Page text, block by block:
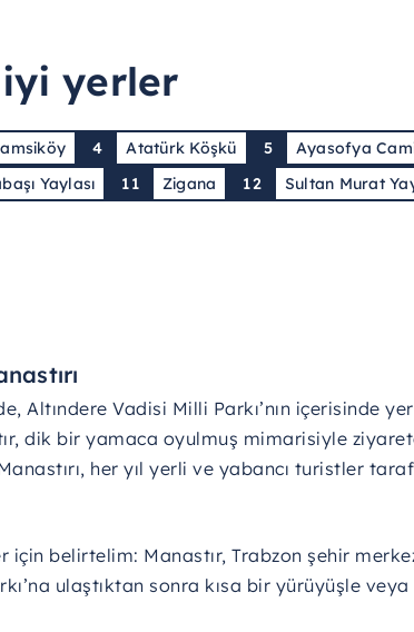
yerler
4 Atatürk Köşkü 5 Ayasofya
Yaylası 11 Zigana 12 Sultan Murat
Altındere Vadisi Milli Parkı’nın içerisinde
dik bir yamaca oyulmuş mimarisiyle
her yıl yerli ve yabancı turistler
için belirtelim: Manastır, Trabzon şehir
ulaştıktan sonra kısa bir yürüyüşle